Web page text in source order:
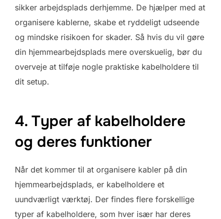
sikker arbejdsplads derhjemme. De hjælper med at
organisere kablerne, skabe et ryddeligt udseende
og mindske risikoen for skader. Så hvis du vil gøre
din hjemmearbejdsplads mere overskuelig, bør du
overveje at tilføje nogle praktiske kabelholdere til
dit setup.
4. Typer af kabelholdere
og deres funktioner
Når det kommer til at organisere kabler på din
hjemmearbejdsplads, er kabelholdere et
uundværligt værktøj. Der findes flere forskellige
typer af kabelholdere, som hver især har deres